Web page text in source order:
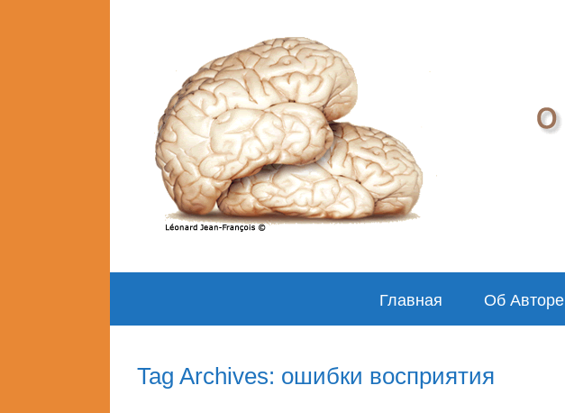
Главная Об Авторе
Tag Archives: ошибки восприятия